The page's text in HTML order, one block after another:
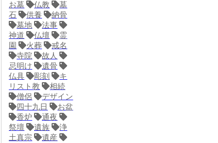
お墓
仏教
墓
石
供養
納骨
墓地
法事
神道
仏壇
霊
園
火葬
戒名
寺院
故人
忌明け
遺骨
仏具
彫刻
キ
リスト教
相続
僧侶
デザイン
四十九日
お盆
香炉
通夜
祭壇
遺族
浄
土真宗
遺産